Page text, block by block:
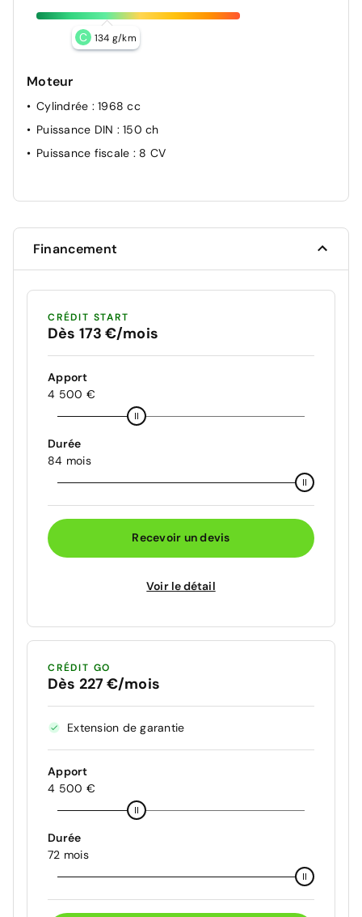
C 134 g/km
Moteur
Cylindrée : 1968 cc
Puissance DIN : 150 ch
Puissance fiscale : 8 CV
Financement
CRÉDIT START
Dès 173 €/mois
Apport
4 500 €
Durée
84 mois
Recevoir un devis
Voir le détail
CRÉDIT GO
Dès 227 €/mois
Extension de garantie
Apport
4 500 €
Durée
72 mois